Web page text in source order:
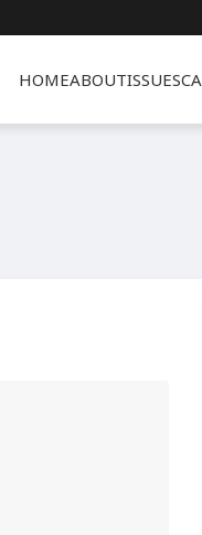
HOMEABOUTISSUES